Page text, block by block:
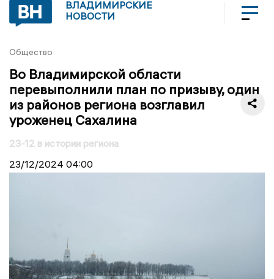
ВЛАДИМИРСКИЕ
НОВОСТИ
Общество
Во Владимирской области
перевыполнили план по призыву, один
из районов региона возглавил
уроженец Сахалина
23-12 в истории региона
23/12/2024 04:00